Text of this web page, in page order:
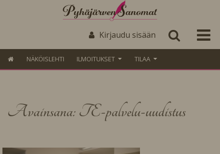
Kirjaudu sisään
NÄKÖISLEHTI ILMOITUKSET TILAA
Avainsana: TE-palvelu-uudistus